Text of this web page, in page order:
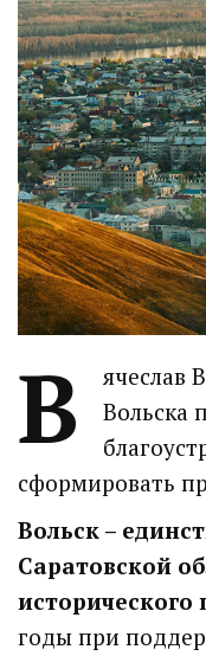
В
ячеслав
Вольска
сформировать
Вольск –
Саратовской
исторического
годы при